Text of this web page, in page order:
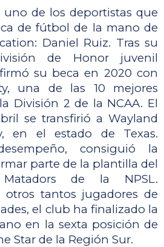
uno de los deportistas que
de fútbol de la mano de
Daniel Ruiz. Tras su
de Honor juvenil
su beca en 2020 con
una de las 10 mejores
División 2 de la NCAA. El
se transfirió a Wayland
en el estado de Texas.
consiguió la
parte de la plantilla del
de la NPSL.
otros tantos jugadores de
el club ha finalizado la
en la sexta posición de
Star de la Región Sur.